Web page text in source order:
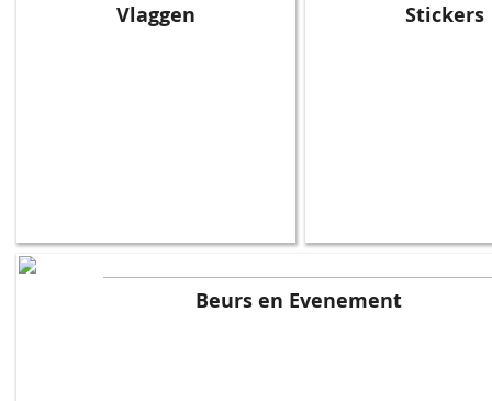
Vlaggen Stickers
Beurs en Evenement